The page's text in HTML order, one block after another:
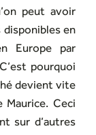
peut avoir
disponibles en
Europe par
pourquoi
devient vite
Maurice. Ceci
sur d’autres